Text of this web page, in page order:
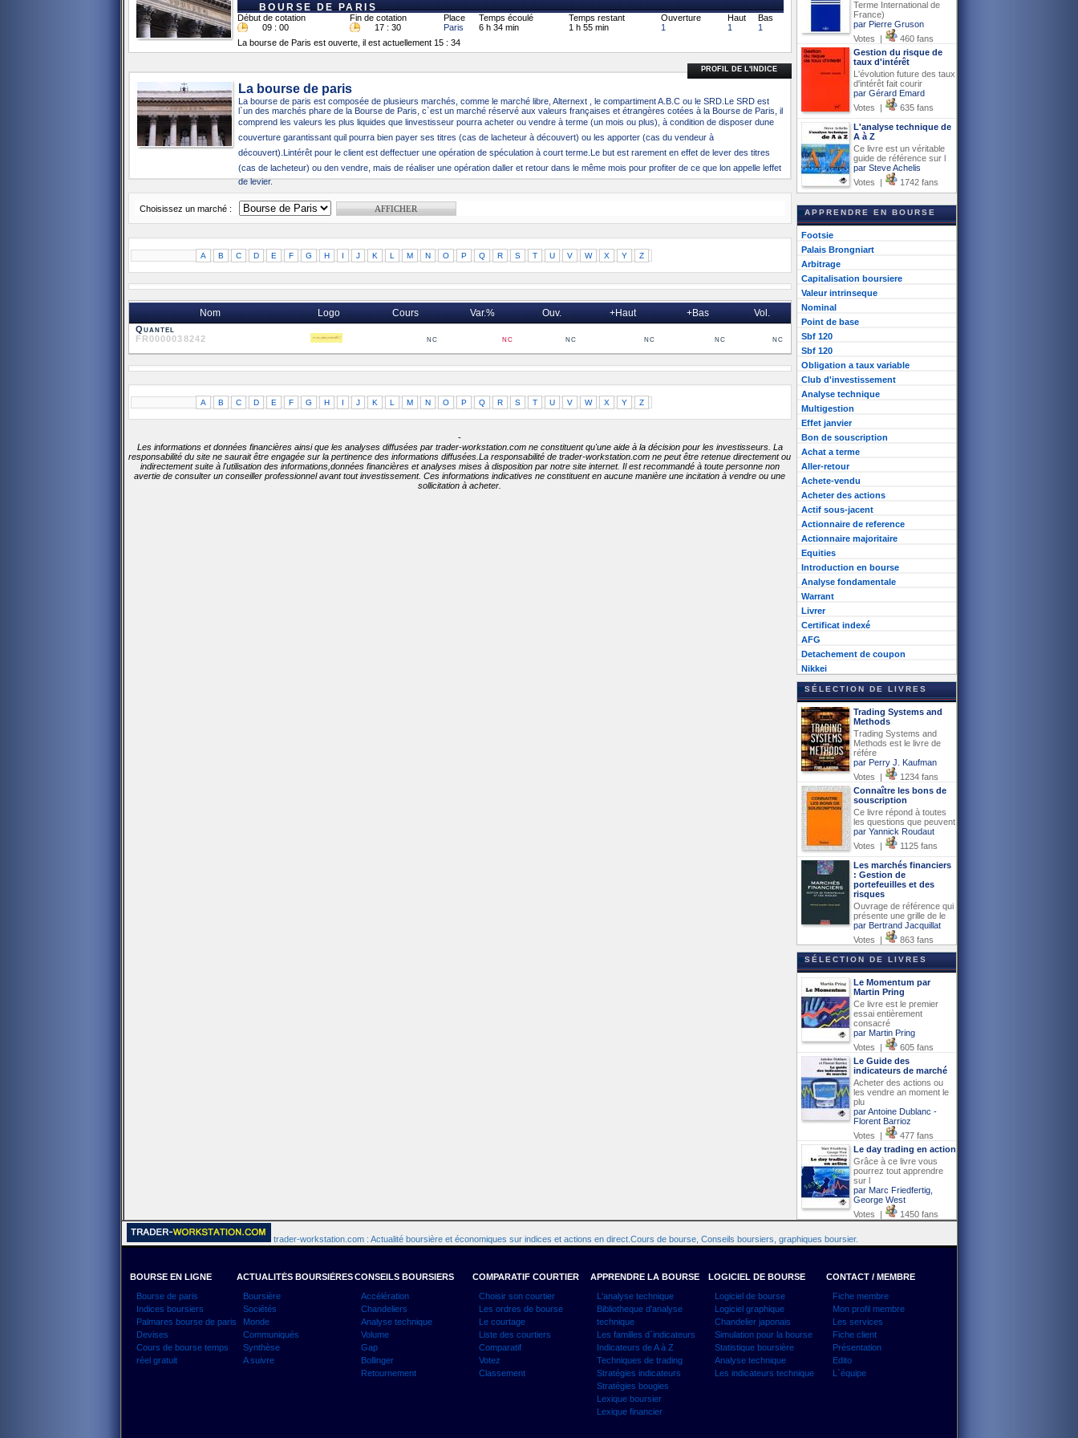
BOURSE DE PARIS
Début de cotation Fin de cotation Place Temps écoulé Temps restant Ouverture Haut
Bas
09 : 00
17 : 30 Paris 6 h 34 min 1 h 55 min 1 1
1
La bourse de Paris est ouverte, il est actuellement 15 : 34
PROFIL DE L'INDICE
La bourse de paris
La bourse de paris est composée de plusieurs marchés, comme le marché libre, Alternext , le compartiment A.B.C ou le SRD.Le SRD est
l`un des marchés phare de la Bourse de Paris, c`est un marché réservé aux valeurs françaises et étrangères cotées à la Bourse de Paris, il
comprend les valeurs les plus liquides que linvestisseur pourra acheter ou vendre à terme (un mois ou plus), à condition de disposer dune
couverture garantissant quil pourra bien payer ses titres (cas de lacheteur à découvert) ou les apporter (cas du vendeur à
découvert).Lintérêt pour le client est deffectuer une opération de spéculation à court terme.Le but est rarement en effet de lever des titres
(cas de lacheteur) ou den vendre, mais de réaliser une opération daller et retour dans le même mois pour profiter de ce que lon appelle leffet
de levier.
Choisissez un marché :
A B C D E F G H I J K L M N O P Q R S T U V W X Y Z
Nom Logo Cours Var.% Ouv. +Haut +Bas Vol.
Quantel
FR0000038242
nc nc nc nc nc nc
A B C D E F G H I J K L M N O P Q R S T U V W X Y Z
-
Les informations et données financières ainsi que les analyses diffusées par trader-workstation.com ne constituent qu'une aide à la décision pour les investisseurs. La
responsabilité du site ne saurait être engagée sur la pertinence des informations diffusées.La responsabilité de trader-workstation.com ne peut être retenue directement ou
indirectement suite à l'utilisation des informations,données financières et analyses mises à disposition par notre site internet. Il est recommandé à toute personne non
avertie de consulter un conseiller professionnel avant tout investissement. Ces informations indicatives ne constituent en aucune manière une incitation à vendre ou une
sollicitation à acheter.
Terme International de
France)
par Pierre Gruson
Votes |
460 fans
Gestion du risque de
taux d'intérêt
L'évolution future des taux
d'intérêt fait courir
par Gérard Emard
Votes |
635 fans
L'analyse technique de
A à Z
Ce livre est un véritable
guide de référence sur l
par Steve Achelis
Votes |
1742 fans
APPRENDRE EN BOURSE
Footsie
Palais Brongniart
Arbitrage
Capitalisation boursiere
Valeur intrinseque
Nominal
Point de base
Sbf 120
Sbf 120
Obligation a taux variable
Club d'investissement
Analyse technique
Multigestion
Effet janvier
Bon de souscription
Achat a terme
Aller-retour
Achete-vendu
Acheter des actions
Actif sous-jacent
Actionnaire de reference
Actionnaire majoritaire
Equities
Introduction en bourse
Analyse fondamentale
Warrant
Livrer
Certificat indexé
AFG
Detachement de coupon
Nikkei
SÉLECTION DE LIVRES
Trading Systems and
Methods
Trading Systems and
Methods est le livre de
référe
par Perry J. Kaufman
Votes |
1234 fans
Connaître les bons de
souscription
Ce livre répond à toutes
les questions que peuvent
par Yannick Roudaut
Votes |
1125 fans
Les marchés financiers
: Gestion de
portefeuilles et des
risques
Ouvrage de référence qui
présente une grille de le
par Bertrand Jacquillat
Votes |
863 fans
SÉLECTION DE LIVRES
Le Momentum par
Martin Pring
Ce livre est le premier
essai entièrement
consacré
par Martin Pring
Votes |
605 fans
Le Guide des
indicateurs de marché
Acheter des actions ou
les vendre an moment le
plu
par Antoine Dublanc -
Florent Barrioz
Votes |
477 fans
Le day trading en action
Grâce à ce livre vous
pourrez tout apprendre
sur l
par Marc Friedfertig,
George West
Votes |
1450 fans
trader-workstation.com : Actualité boursière et économiques sur indices et actions en direct.Cours de bourse, Conseils boursiers, graphiques boursier.
BOURSE EN LIGNE
Bourse de paris
Indices boursiers
Palmares bourse de paris
Devises
Cours de bourse temps
réel gratuit
ACTUALITÉS BOURSIÈRES
Boursière
Sociétés
Monde
Communiqués
Synthèse
A suivre
CONSEILS BOURSIERS
Accélération
Chandeliers
Analyse technique
Volume
Gap
Bollinger
Retournement
COMPARATIF COURTIER
Choisir son courtier
Les ordres de bourse
Le courtage
Liste des courtiers
Comparatif
Votez
Classement
APPRENDRE LA BOURSE
L'analyse technique
Bibliotheque d'analyse
technique
Les familles d`indicateurs
Indicateurs de A à Z
Techniques de trading
Stratégies indicateurs
Stratégies bougies
Lexique boursier
Lexique financier
LOGICIEL DE BOURSE
Logiciel de bourse
Logiciel graphique
Chandelier japonais
Simulation pour la bourse
Statistique boursière
Analyse technique
Les indicateurs technique
CONTACT / MEMBRE
Fiche membre
Mon profil membre
Les services
Fiche client
Présentation
Edito
L`équipe